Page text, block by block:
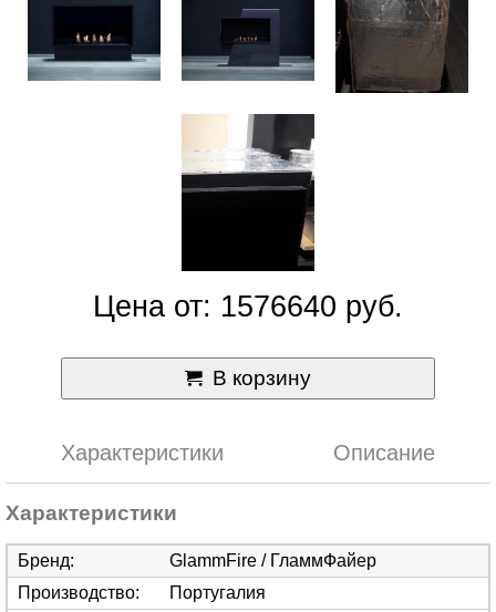
Цена от: 1576640 руб.
В корзину
Характеристики Описание
Характеристики
Бренд:
GlammFire / ГламмФайер
Производство:
Португалия